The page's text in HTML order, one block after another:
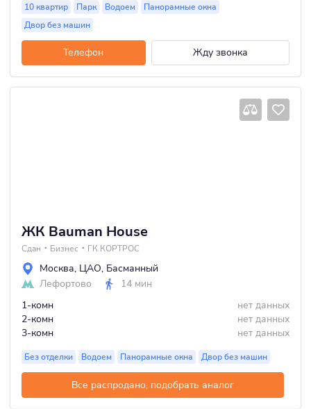
10 квартир Парк Водоем
Панорамные окна
Двор без машин
Телефон Жду звонка
ЖК Bauman House
Сдан Бизнес ГК КОРТРОС
Москва, ЦАО, Басманный
Лефортово
14 мин
1-комн
нет данных
2-комн
нет данных
3-комн
нет данных
Без отделки Водоем Панорамные окна Двор без машин
Все распродано, подобрать аналог